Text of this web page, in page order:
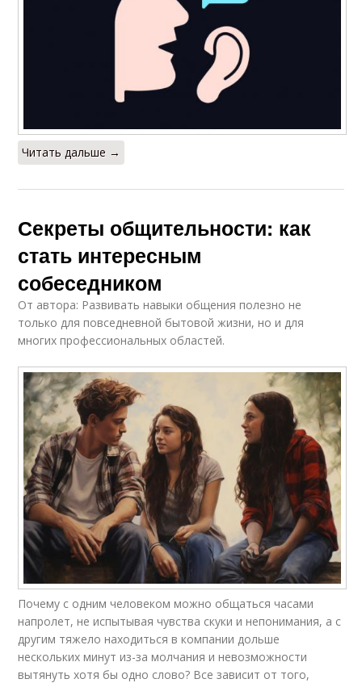
Читать дальше →
Секреты общительности: как
стать интересным
собеседником
От автора: Развивать навыки общения полезно не
только для повседневной бытовой жизни, но и для
многих профессиональных областей.
Почему с одним человеком можно общаться часами
напролет, не испытывая чувства скуки и непонимания, а с
другим тяжело находиться в компании дольше
нескольких минут из-за молчания и невозможности
вытянуть хотя бы одно слово? Все зависит от того,